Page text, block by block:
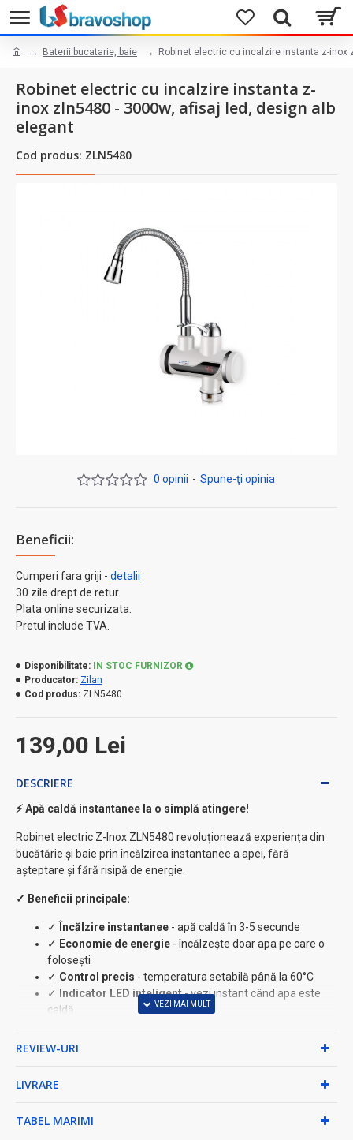
Baterii bucatarie, baie Robinet electric cu incalzire instanta z-inox
Robinet electric cu incalzire instanta z-
inox zln5480 - 3000w, afisaj led, design alb
elegant
Cod produs: ZLN5480
Beneficii:
Cumperi fara griji - detalii
30 zile drept de retur.
Plata online securizata.
Pretul include TVA.
0 opinii - Spune-ţi opinia
139,00 Lei
Disponibilitate:
IN STOC FURNIZOR
Producator: Zilan
Cod produs: ZLN5480
DESCRIERE
⚡ Apă caldă instantanee la o simplă atingere!
Robinet electric Z-Inox ZLN5480 revoluționează experiența din
bucătărie și baie prin încălzirea instantanee a apei, fără
așteptare și fără risipă de energie.
✓ Beneficii principale:
✓ Încălzire instantanee - apă caldă în 3-5 secunde
✓ Economie de energie - încălzește doar apa pe care o
folosești
✓ Control precis - temperatura setabilă până la 60°C
✓ Indicator LED inteligent- vezi instant când apa este
caldă
• Element încălzitor din
• Maner ergonomic pentru control facil
REVIEW-URI
LIVRARE
TABEL MARIMI